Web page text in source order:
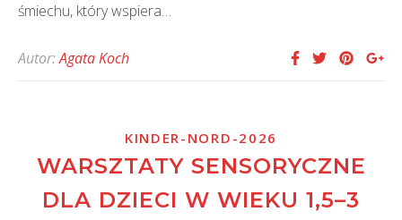
śmiechu, który wspiera…
Autor:Agata Koch
KINDER-NORD-2026
WARSZTATY SENSORYCZNE
DLA DZIECI W WIEKU 1,5–3